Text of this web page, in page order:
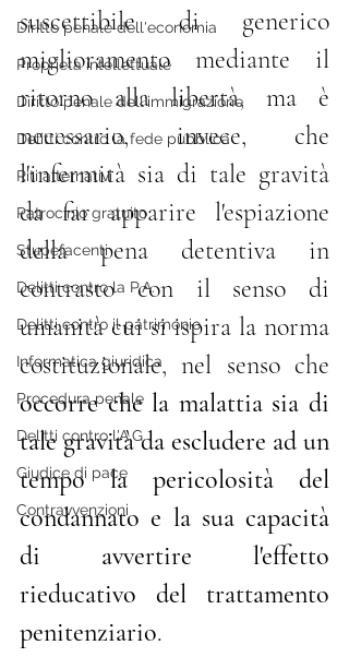
Diritto penale dell'economia
Proprietà intellettuale
Diritto penale dell'immigrazione
Delitti contro la fede pubblica
Riti alternativi
Patrocinio gratuito
Stupefacenti
Delitti contro la P.A.
Delitti contro il patrimonio
Informatica giuridica
Procedura penale
Delitti contro l'A.G.
Giudice di pace
Contravvenzioni
suscettibile di generico
miglioramento mediante il
ritorno alla libertà, ma è
necessario, invece, che
l'infermità sia di tale gravità
da far apparire l'espiazione
della pena detentiva in
contrasto con il senso di
umanità cui si ispira la norma
occorre che la malattia sia di
tale gravità da escludere ad un
tempo la pericolosità del
condannato e la sua capacità
di avvertire l'effetto
rieducativo del trattamento
penitenziario.